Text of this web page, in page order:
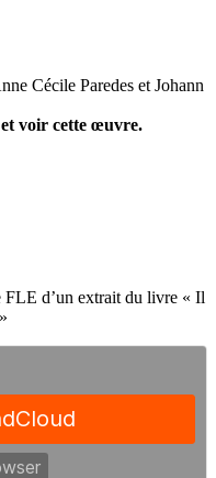
Cécile Paredes et Johann
voir cette œuvre.
FLE d’un extrait du livre « Il